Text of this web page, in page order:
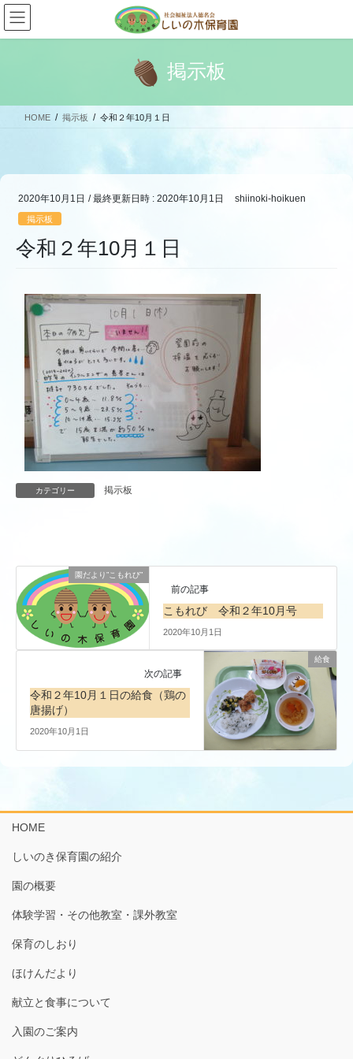
コ
ン
テ
ス
ナ
ビ
ゲ
ン
掲示板
HOME 掲示板 令和２年10月１日
2020年10月1日 / 最終更新日時 : 2020年10月1日 shiinoki-hoikuen
掲示板
令和２年10月１日
カテゴリー 掲示板
園だより”こもれび”
前の記事
こもれび 令和２年10月号
2020年10月1日
給食
次の記事
令和２年10月１日の給食（鶏の
唐揚げ）
2020年10月1日
HOME
しいのき保育園の紹介
園の概要
体験学習・その他教室・課外教室
保育のしおり
ほけんだより
献立と食事について
入園のご案内